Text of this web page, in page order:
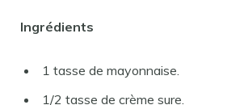
Ingrédients
1 tasse de mayonnaise.
1/2 tasse de crème sure.